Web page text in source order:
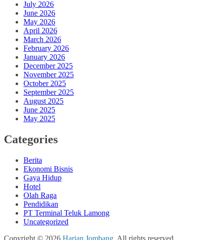
July 2026
June 2026
May 2026
April 2026
March 2026
February 2026
January 2026
December 2025
November 2025
October 2025
September 2025
August 2025
June 2025
May 2025
Categories
Berita
Ekonomi Bisnis
Gaya Hidup
Hotel
Olah Raga
Pendidikan
PT Terminal Teluk Lamong
Uncategorized
Copyright © 2026 Harian Jombang . All rights reserved.